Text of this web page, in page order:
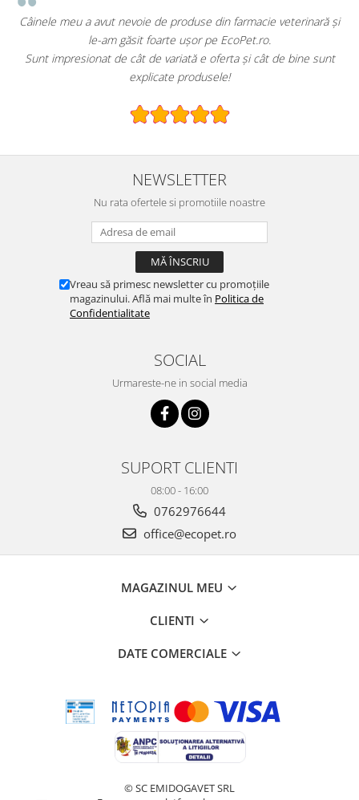
Câinele meu a avut nevoie de produse din farmacie veterinară și
le-am găsit foarte ușor pe EcoPet.ro.
Sunt impresionat de cât de variată e oferta și cât de bine sunt
explicate produsele!
NEWSLETTER
Nu rata ofertele si promotiile noastre
Vreau să primesc newsletter cu promoțiile
magazinului. Află mai multe în Politica de
Confidentialitate
SOCIAL
Urmareste-ne in social media
SUPORT CLIENTI
08:00 - 16:00
0762976644
office@ecopet.ro
MAGAZINUL MEU
CLIENTI
DATE COMERCIALE
© SC EMIDOGAVET SRL